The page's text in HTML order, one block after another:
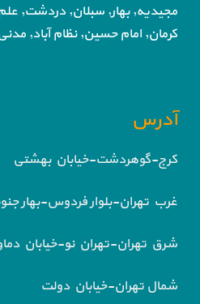
مجیدیه, بهار, سبلان, دردشت,
کرمان, امام حسین, نظام آباد,
آدرس
کرج-گوهردشت-خیابان بهشتی
غرب تهران-بلوار فردوس-بهار
شرق تهران-تهران نو-خیابان
شمال تهران-خیابان دولت